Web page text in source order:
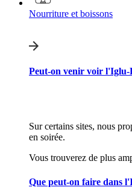
Nourriture et boissons
Peut-on venir voir l'Iglu-
Sur certains sites, nous
en soirée.
Vous trouverez de plus
Que peut-on faire dans